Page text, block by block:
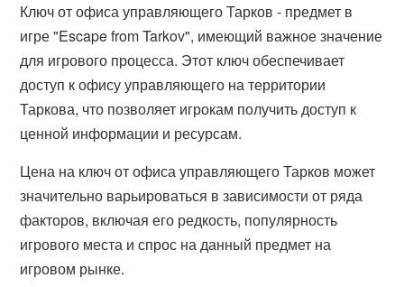
Ключ от офиса управляющего Тарков - предмет в
игре "Escape from Tarkov", имеющий важное значение
для игрового процесса. Этот ключ обеспечивает
доступ к офису управляющего на территории
Таркова, что позволяет игрокам получить доступ к
ценной информации и ресурсам.
Цена на ключ от офиса управляющего Тарков может
значительно варьироваться в зависимости от ряда
факторов, включая его редкость, популярность
игрового места и спрос на данный предмет на
игровом рынке.